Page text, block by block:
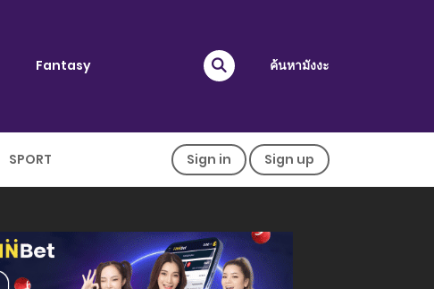
Fantasy ค้นหามังงะ
SPORT Sign in Sign up